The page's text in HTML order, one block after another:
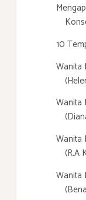
10
Wanita
Wanita
Wanita
(R.A
Wanita